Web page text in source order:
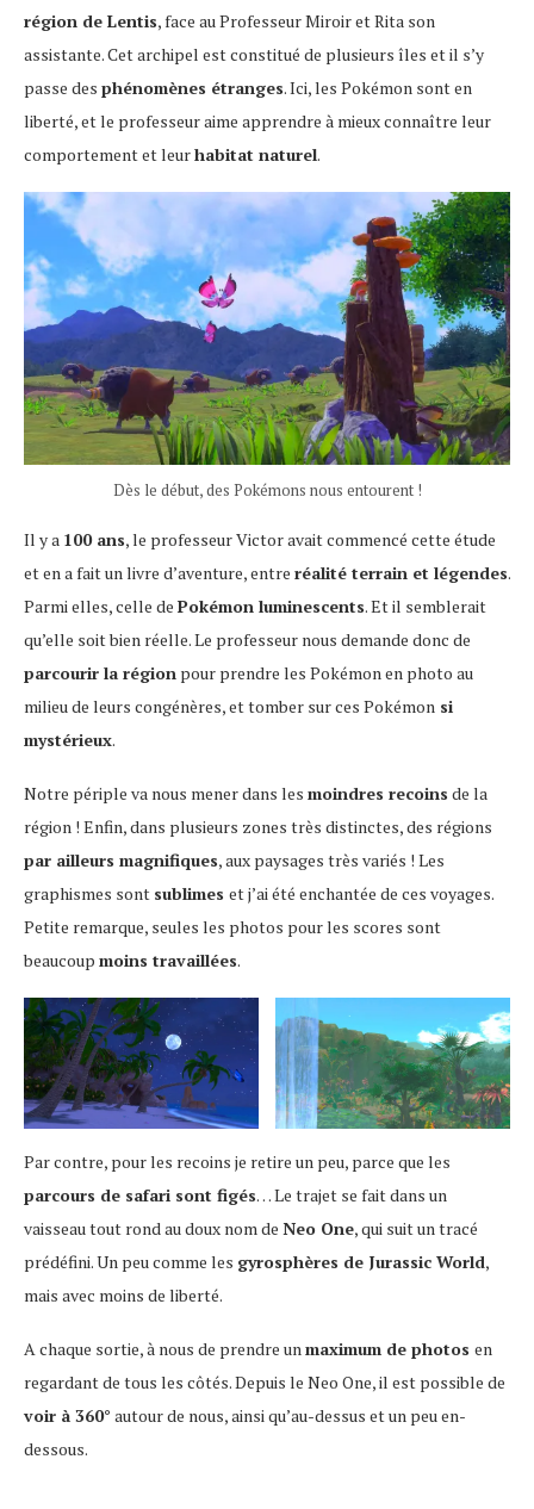
région de Lentis, face au Professeur Miroir et Rita son
assistante. Cet archipel est constitué de plusieurs îles et il s’y
passe des phénomènes étranges. Ici, les Pokémon sont en
liberté, et le professeur aime apprendre à mieux connaître leur
comportement et leurhabitat naturel.
Dès le début, des Pokémons nous entourent !
Il y a 100 ans, le professeur Victor avait commencé cette étude
et en a fait un livre d’aventure, entre réalité terrain et légendes.
Parmi elles, celle de Pokémon luminescents. Et il semblerait
qu’elle soit bien réelle. Le professeur nous demande donc de
parcourir la région pour prendre les Pokémon en photo au
milieu de leurs congénères, et tomber sur ces Pokémon si
mystérieux.
Notre périple va nous mener dans les moindres recoins de la
région ! Enfin, dans plusieurs zones très distinctes, des régions
par ailleurs magnifiques, aux paysages très variés ! Les
graphismes sont sublimes et j’ai été enchantée de ces voyages.
Petite remarque, seules les photos pour les scores sont
beaucoup moins travaillées.
Par contre, pour les recoins je retire un peu, parce que les
parcours de safari sont figés… Le trajet se fait dans un
vaisseau tout rond au doux nom de Neo One, qui suit un tracé
prédéfini. Un peu comme les gyrosphères de Jurassic World,
mais avec moins de liberté.
A chaque sortie, à nous de prendre unmaximum de photos en
regardant de tous les côtés. Depuis le Neo One, il est possible de
voir à 360° autour de nous, ainsi qu’au-dessus et un peu en-
dessous.